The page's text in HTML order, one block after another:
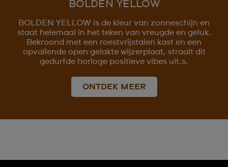
BOLDEN YELLOW
BOLDEN YELLOW is de kleur van zonneschijn en
staat helemaal in het teken van vreugde en geluk.
Bekroond met een roestvrijstalen kast en een
opvallende open gelakte wijzerplaat, straalt dit
gedurfde horloge positieve vibes uit.s.
ONTDEK MEER